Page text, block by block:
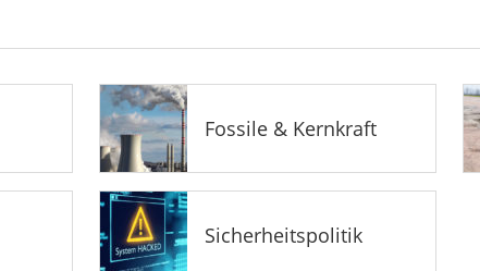
Fossile & Kernkraft
Sicherheitspolitik